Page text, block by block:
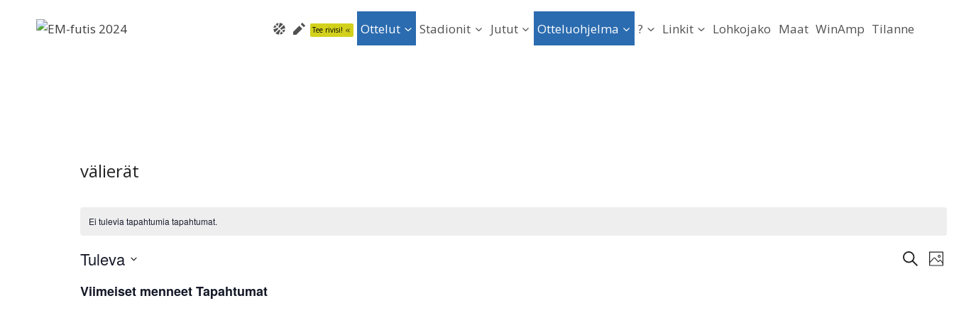
sisältöön
Tee rivisi! Ottelut Stadionit Jutut Otteluohjelma ? Linkit Lohkojako Maat WinAmp Tilanne
välierät
Ei tulevia tapahtumia tapahtumat.
Etsi Kuva
Tuleva
päivä.
List
Viimeiset menneet Tapahtumat